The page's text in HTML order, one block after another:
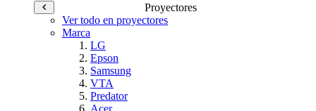
Proyectores
Ver todo en proyectores
Marca
LG
Epson
Samsung
VTA
Predator
Acer